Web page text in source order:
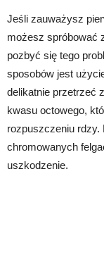
Jeśli zauważysz
możesz spróbować
pozbyć się tego
sposobów jest
delikatnie przetrzeć
kwasu octowego,
rozpuszczeniu rdzy.
chromowanych
uszkodzenie.